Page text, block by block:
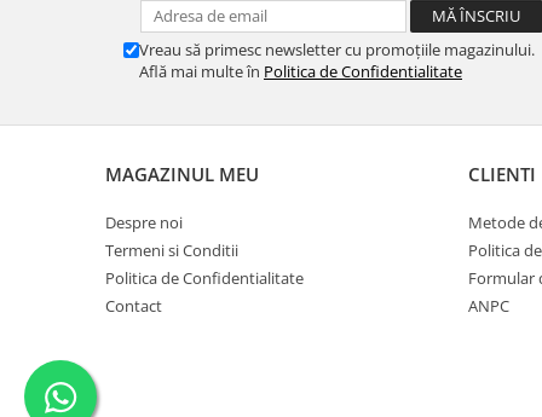
Vreau să primesc newsletter cu promoțiile magazinului.
Află mai multe în Politica de Confidentialitate
MAGAZINUL MEU
Despre noi
Termeni si Conditii
Politica de Confidentialitate
Contact
CLIENTI
Metode
Politica
Formular
ANPC